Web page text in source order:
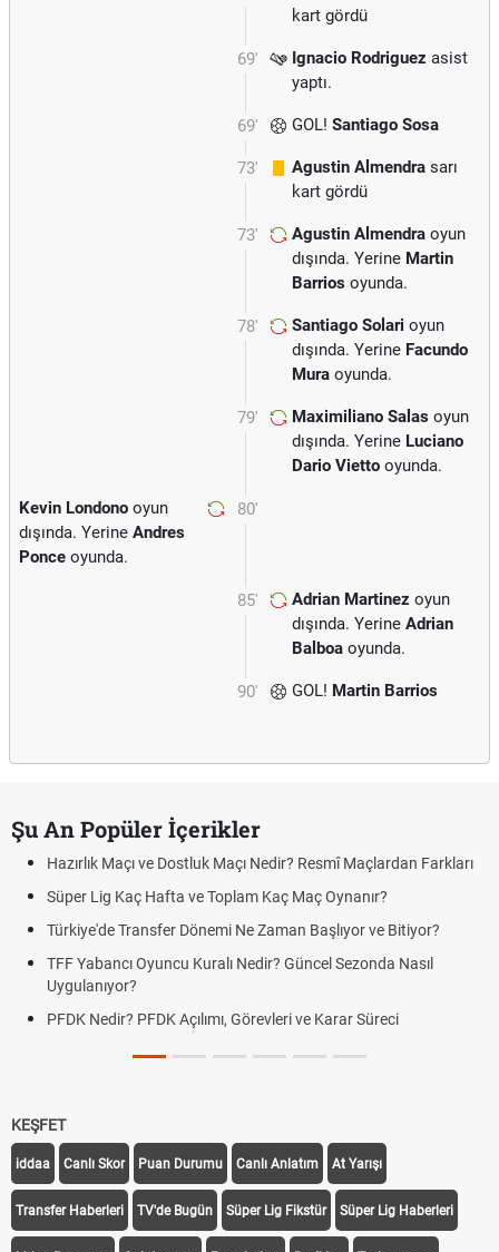
kart gördü
69' Ignacio Rodriguez asist
yaptı.
69' GOL! Santiago Sosa
73' Agustin Almendra sarı
kart gördü
73' Agustin Almendra oyun
dışında. Yerine Martin
Barrios oyunda.
78' Santiago Solari oyun
dışında. Yerine Facundo
Mura oyunda.
79' Maximiliano Salas oyun
dışında. Yerine Luciano
Dario Vietto oyunda.
80'
Kevin Londono oyun
dışında. Yerine Andres
Ponce oyunda.
85' Adrian Martinez oyun
dışında. Yerine Adrian
Balboa oyunda.
90' GOL! Martin Barrios
Şu An Popüler İçerikler
Hazırlık Maçı ve Dostluk Maçı Nedir? Resmî Maçlardan Farkları
Süper Lig Kaç Hafta ve Toplam Kaç Maç Oynanır?
Türkiye'de Transfer Dönemi Ne Zaman Başlıyor ve Bitiyor?
TFF Yabancı Oyuncu Kuralı Nedir? Güncel Sezonda Nasıl
Uygulanıyor?
PFDK Nedir? PFDK Açılımı, Görevleri ve Karar Süreci
KEŞFET
iddaa Canlı Skor Puan Durumu Canlı Anlatım At Yarışı
Transfer Haberleri TV'de Bugün Süper Lig Fikstür Süper Lig Haberleri